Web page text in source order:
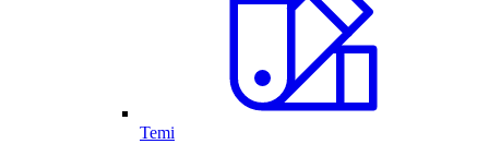
Temi